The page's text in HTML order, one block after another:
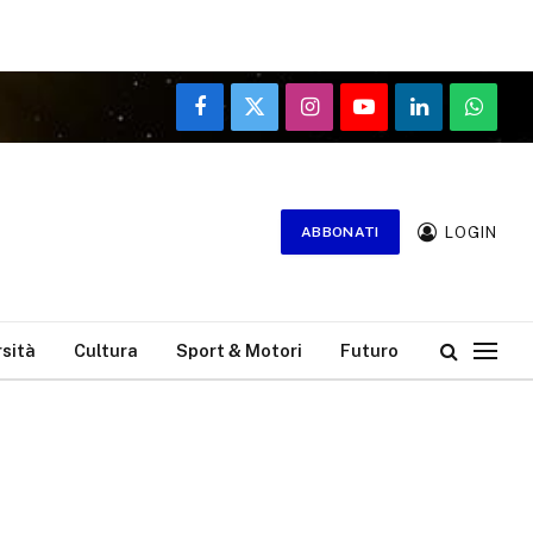
Facebook
X
(Twitter)
InstagramYouTubeLinkedIn
ABBONATI LOGIN
Cultura Sport & Motori Futuro